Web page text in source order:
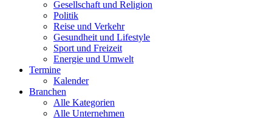
Gesellschaft und Religion
Politik
Reise und Verkehr
Gesundheit und Lifestyle
Sport und Freizeit
Energie und Umwelt
Termine
Kalender
Branchen
Alle Kategorien
Alle Unternehmen